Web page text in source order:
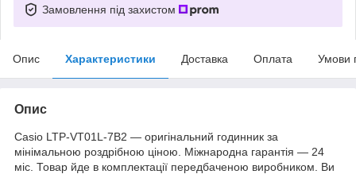
Замовлення під захистом
Опис Характеристики Доставка Оплата Умови
Опис
Casio LTP-VT01L-7B2 — оригінальний годинник за
мінімальною роздрібною ціною. Міжнародна гарантія — 24
міс. Товар йде в комплектації передбаченою виробником. Ви